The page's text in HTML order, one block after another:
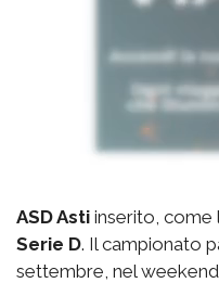
ASD Asti inserito, come
Serie D. Il campionato
settembre, nel